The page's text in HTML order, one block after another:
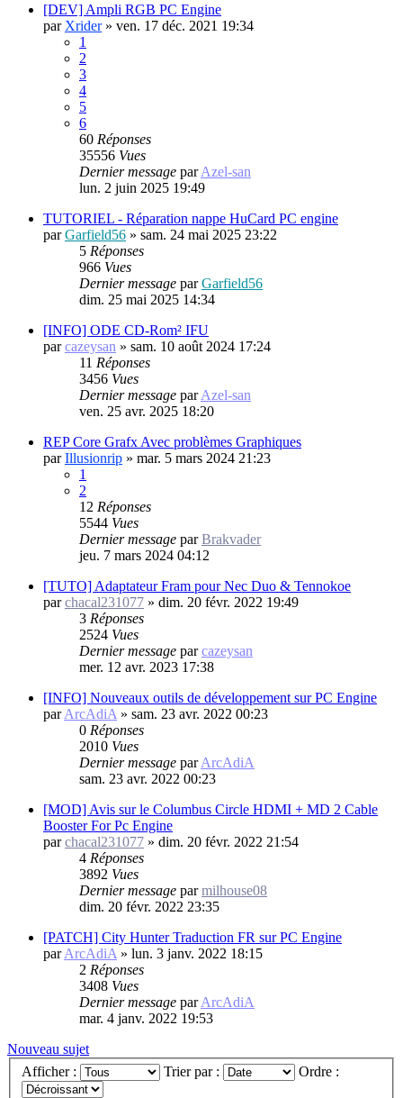
[DEV] Ampli RGB PC Engine
par Xrider» ven. 17 déc. 2021 19:34
1
2
3
4
5
6
60 Réponses
35556 Vues
Dernier message parAzel-san
lun. 2 juin 2025 19:49
TUTORIEL - Réparation nappe HuCard PC engine
parGarfield56 » sam. 24 mai 2025 23:22
5 Réponses
966 Vues
Dernier message parGarfield56
dim. 25 mai 2025 14:34
[INFO] ODE CD-Rom² IFU
parcazeysan » sam. 10 août 2024 17:24
11 Réponses
3456 Vues
Dernier message parAzel-san
ven. 25 avr. 2025 18:20
REP Core Grafx Avec problèmes Graphiques
parIllusionrip » mar. 5 mars 2024 21:23
1
2
12 Réponses
5544 Vues
Dernier message parBrakvader
jeu. 7 mars 2024 04:12
[TUTO] Adaptateur Fram pour Nec Duo & Tennokoe
parchacal231077 » dim. 20 févr. 2022 19:49
3 Réponses
2524 Vues
Dernier message parcazeysan
mer. 12 avr. 2023 17:38
[INFO] Nouveaux outils de développement sur PC Engine
parArcAdiA » sam. 23 avr. 2022 00:23
0 Réponses
2010 Vues
Dernier message parArcAdiA
sam. 23 avr. 2022 00:23
[MOD] Avis sur le Columbus Circle HDMI + MD 2 Cable
Booster For Pc Engine
parchacal231077 » dim. 20 févr. 2022 21:54
4 Réponses
3892 Vues
Dernier message parmilhouse08
dim. 20 févr. 2022 23:35
[PATCH] City Hunter Traduction FR sur PC Engine
parArcAdiA » lun. 3 janv. 2022 18:15
2 Réponses
3408 Vues
Dernier message parArcAdiA
mar. 4 janv. 2022 19:53
Nouveau sujet
Afficher :
Trier par : Ordre :